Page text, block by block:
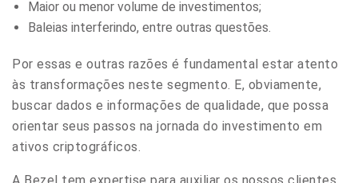
Maior ou menor volume de investimentos;
Baleias interferindo, entre outras questões.
Por essas e outras razões é fundamental estar atento
às transformações neste segmento. E, obviamente,
buscar dados e informações de qualidade, que possa
orientar seus passos na jornada do investimento em
ativos criptográficos.